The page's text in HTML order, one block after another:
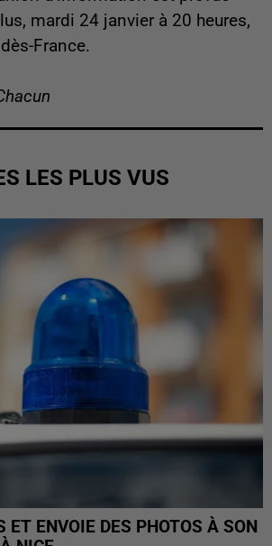
mardi 24 janvier à 20 heures,
France.
LES PLUS VUS
ET ENVOIE DES PHOTOS À SON